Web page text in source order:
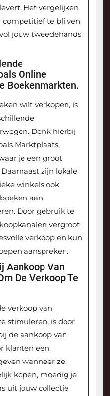
Het vergelijken
competitief te blijven
jouw tweedehands
Online
Boekenmarkten.
wilt verkopen, is
Denk hierbij
Marktplaats,
je een groot
zijn lokale
winkels ook
aan
Door gebruik te
vergroot
verkoop en kun
aanspreken.
Aankoop Van
De Verkoop Te
verkoop van
stimuleren, is door
de aankoop van
klanten een
wanneer ze
kopen, moedig je
uit jouw collectie